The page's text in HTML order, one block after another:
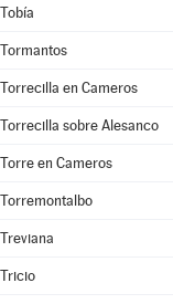
Tobía
Tormantos
Torrecilla en Cameros
Torrecilla sobre Alesanco
Torre en Cameros
Torremontalbo
Treviana
Tricio